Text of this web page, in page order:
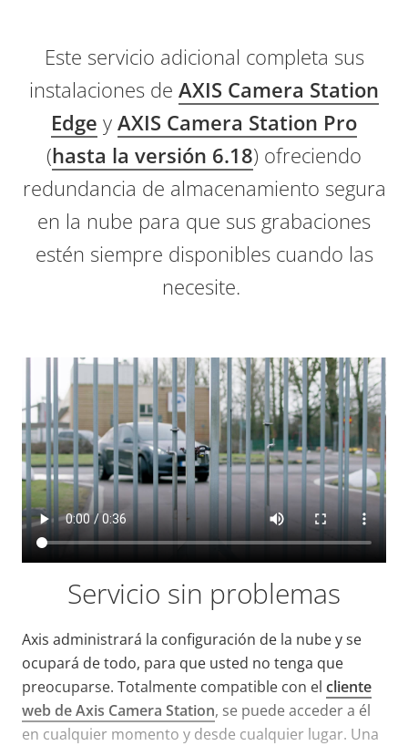
Este servicio adicional completa sus
instalaciones de AXIS Camera Station
Edge y AXIS Camera Station Pro
(hasta la versión 6.18) ofreciendo
redundancia de almacenamiento segura
en la nube para que sus grabaciones
estén siempre disponibles cuando las
necesite.
Servicio sin problemas
Axis administrará la configuración de la nube y se
ocupará de todo, para que usted no tenga que
preocuparse. Totalmente compatible con el cliente
web de Axis Camera Station, se puede acceder a él
en cualquier momento y desde cualquier lugar. Una